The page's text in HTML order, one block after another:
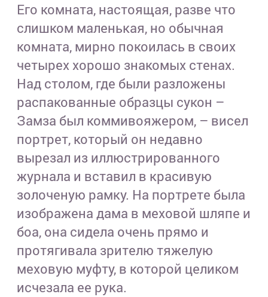
Его комната, настоящая, разве что
слишком маленькая, но обычная
комната, мирно покоилась в своих
четырех хорошо знакомых стенах.
Над столом, где были разложены
распакованные образцы сукон –
Замза был коммивояжером, – висел
портрет, который он недавно
вырезал из иллюстрированного
журнала и вставил в красивую
золоченую рамку. На портрете была
изображена дама в меховой шляпе и
боа, она сидела очень прямо и
протягивала зрителю тяжелую
меховую муфту, в которой целиком
исчезала ее рука.